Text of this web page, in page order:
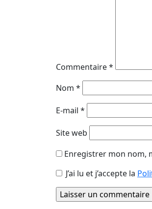
Commentaire*
Nom *
E-mail *
Site web
Enregistrer mon nom,
J’ai lu et j’accepte la